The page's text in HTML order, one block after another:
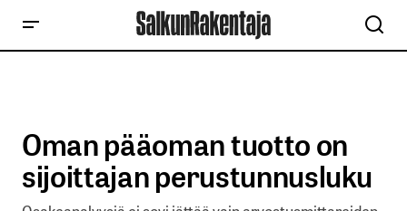
Oman pääoman tuotto on
sijoittajan perustunnusluku